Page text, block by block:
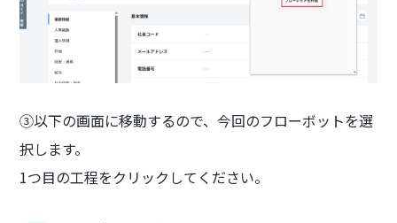
③以下の画面に移動するので、今回のフローボットを選
択します。
1つ目の工程をクリックしてください。